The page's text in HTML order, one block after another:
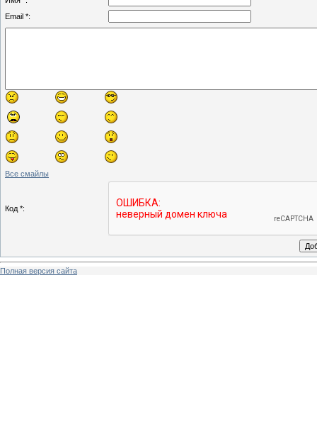
Email *:
Все смайлы
Код *:
Полная версия сайта